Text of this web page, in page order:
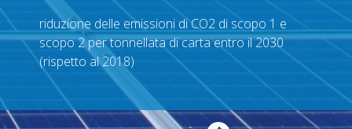
riduzione delle emissioni di CO2 di scopo 1 e
scopo 2 per tonnellata di carta entro il 2030
(rispetto al 2018)